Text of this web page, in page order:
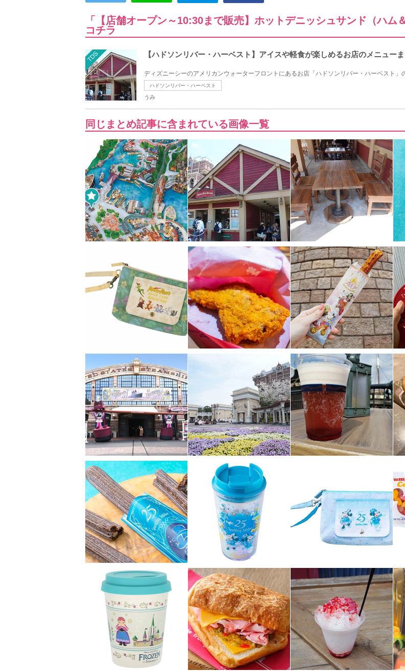
「【店舗オープン～10:30まで販売】ホットデニッシュサンド（ハ
コチラ
TDS 【ハドソンリバー・ハーベスト】アイスや軽食が楽しめるお店のメニュー
ディズニーシーのアメリカンウォーターフロントにあるお店「ハドソンリバー・ハーベスト」
ハドソンリバー・ハーベスト
うみ
同じまとめ記事に含まれている画像一覧